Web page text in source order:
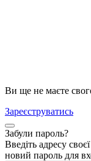
Ви ще не маєте
Зареєструватись
Забули пароль?
Введіть адресу
новий пароль для